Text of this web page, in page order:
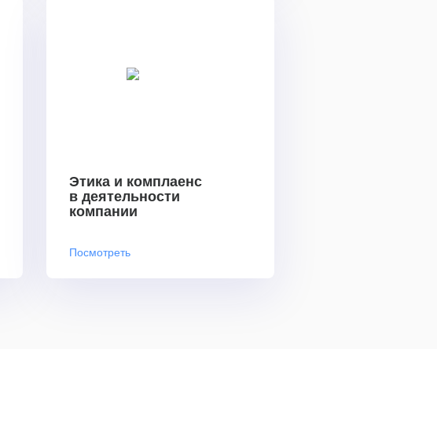
Этика и комплаенс
в деятельности
компании
Посмотреть